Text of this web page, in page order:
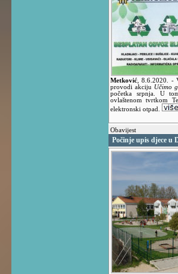
Metković ,8.6.2020. -
provodi akciju Učimo
početka srpnja. U
ovlaštenom tvrtkom
elektronski otpad.
Obavijest
Počinje upis djece u